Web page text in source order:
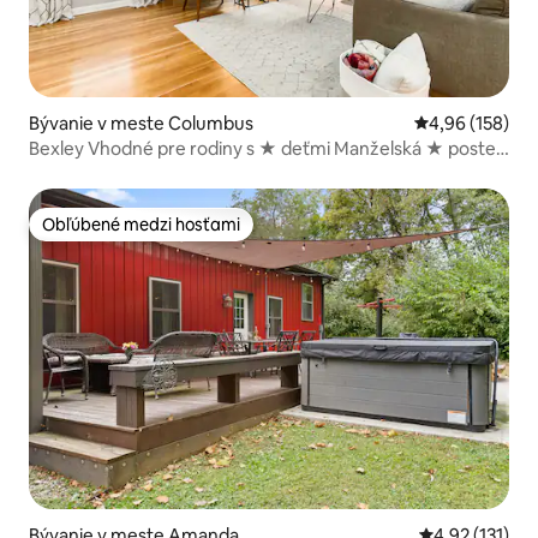
Bývanie v meste Columbus Priemerné
4,96 (158)
Bexley Vhodné pre rodiny s ★ deťmi Manželská ★ posteľ
Obľúbené medzi hosťami
Obľúbené medzi hosťami